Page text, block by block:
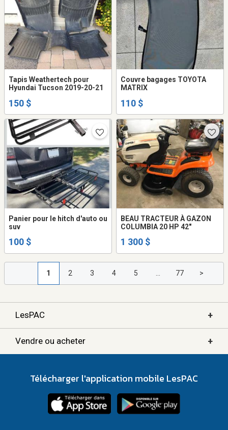
Tapis Weathertech pour
Hyundai Tucson 2019-20-21
150 $
Couvre bagages TOYOTA
MATRIX
110 $
Panier pour le hitch d'auto ou
suv
100 $
BEAU TRACTEUR À GAZON
COLUMBIA 20 HP 42"
1 300 $
1 2 3 4 5 ... 77 >
LesPAC +
Vendre ou acheter +
Télécharger l'application mobile LesPAC